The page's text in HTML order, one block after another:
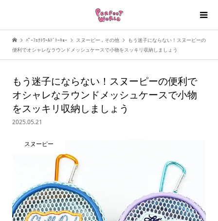
ﾊﾟｰﾌｪｸﾄﾜｰﾙﾄﾞﾄｰｷｮｰ スヌーピー , その他
もう迷子にならない！スヌーピーの
便利でオシャレなラウンドメッシュケースで小物をスッキリ収納しましょう
もう迷子にならない！スヌーピーの便利で
オシャレなラウンドメッシュケースで小物
をスッキリ収納しましょう
2025.05.21
スヌーピー